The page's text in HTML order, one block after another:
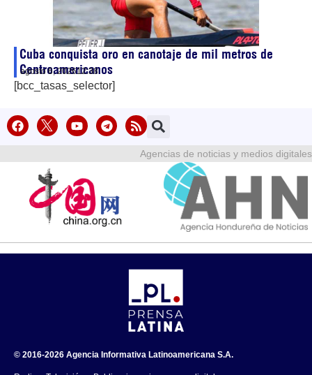
Cuba conquista oro en canotaje de mil metros de
Centroamericanos
agosto 6, 202612:38
[bcc_tasas_selector]
Agencias de noticias y medios digitales
© 2016-2026 Agencia Informativa Latinoamericana S.A.